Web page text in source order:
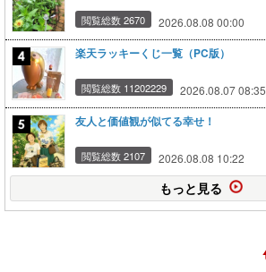
閲覧総数 2670 2026.08.08 00:00
楽天ラッキーくじ一覧（PC版）
閲覧総数 11202229 2026.08.07 08:35
友人と価値観が似てる幸せ！
閲覧総数 2107 2026.08.08 10:22
もっと見る